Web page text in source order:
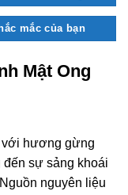
mắc của bạn
Mật Ong
với hương gừng
sự sảng khoái
nguyên liệu